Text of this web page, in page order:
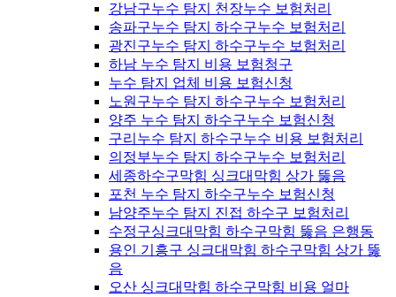
강남구누수 탐지 천장누수 보험처리
송파구누수 탐지 하수구누수 보험처리
광진구누수 탐지 하수구누수 보험처리
하남 누수 탐지 비용 보험청구
누수 탐지 업체 비용 보험신청
노원구누수 탐지 하수구누수 보험처리
양주 누수 탐지 하수구누수 보험신청
구리누수 탐지 하수구누수 비용 보험처리
의정부누수 탐지 하수구누수 보험처리
세종하수구막힘 싱크대막힘 상가 뚫음
포천 누수 탐지 하수구누수 보험신청
남양주누수 탐지 진접 하수구 보험처리
수정구싱크대막힘 하수구막힘 뚫음 은행동
용인 기흥구 싱크대막힘 하수구막힘 상가 뚫
음
오산 싱크대막힘 하수구막힘 비용 얼마